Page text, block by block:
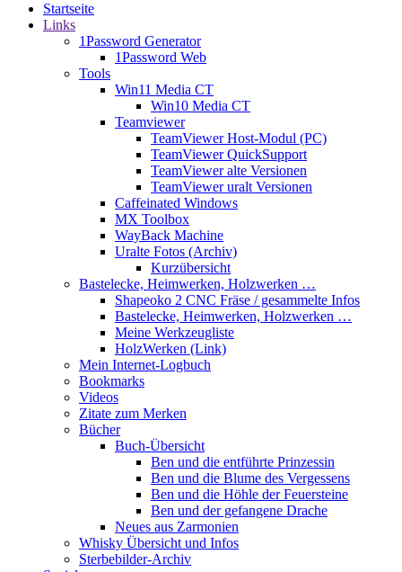
Startseite
Links
1Password Generator
1Password Web
Tools
Win11 Media CT
Win10 Media CT
Teamviewer
TeamViewer Host-Modul (PC)
TeamViewer QuickSupport
TeamViewer alte Versionen
TeamViewer uralt Versionen
Caffeinated Windows
MX Toolbox
WayBack Machine
Uralte Fotos (Archiv)
Kurzübersicht
Bastelecke, Heimwerken, Holzwerken …
Shapeoko 2 CNC Fräse / gesammelte Infos
Bastelecke, Heimwerken, Holzwerken …
Meine Werkzeugliste
HolzWerken (Link)
Mein Internet-Logbuch
Bookmarks
Videos
Zitate zum Merken
Bücher
Buch-Übersicht
Ben und die entführte Prinzessin
Ben und die Blume des Vergessens
Ben und die Höhle der Feuersteine
Ben und der gefangene Drache
Neues aus Zarmonien
Whisky Übersicht und Infos
Sterbebilder-Archiv